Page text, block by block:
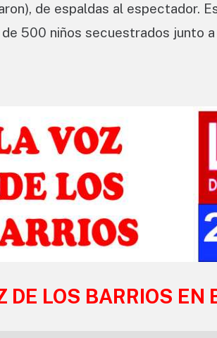
de espaldas al espectador.
500 niños secuestrados junto
DE LOS BARRIOS EN